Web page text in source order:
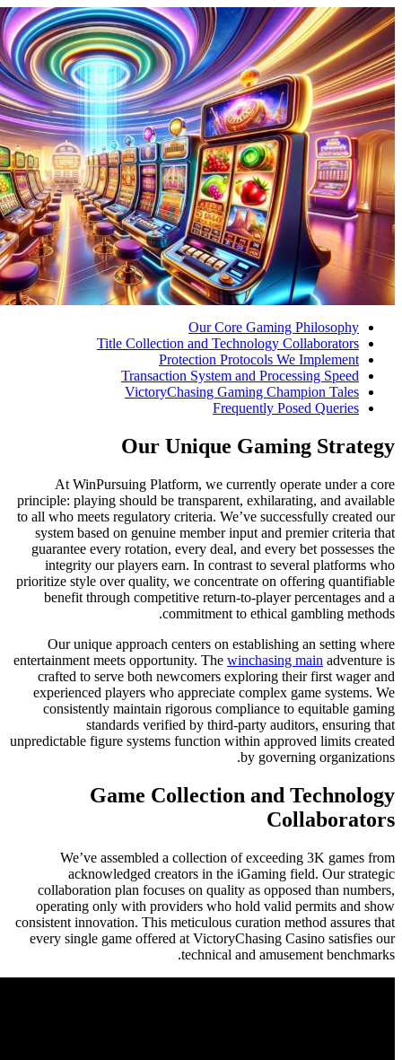
Our Core
Title Collection and
Protection
Transaction System
VictoryChasing
Our Unique
At WinPursuing Platform, we
principle: playing should be transparent,
to all who meets regulatory criteria.
system based on genuine member
guarantee every rotation, every deal,
integrity our players earn. In
prioritize style over quality, we
benefit through competitive return-
commitment to
Our unique approach centers on
entertainment meets opportunity. The
crafted to serve both newcomers
experienced players who appreciate
consistently maintain rigorous
standards verified by third-
unpredictable figure systems function
Game
We’ve assembled a collection
acknowledged creators in the
collaboration plan focuses on quality
operating only with providers who
consistent innovation. This meticulous
every single game offered at
technical